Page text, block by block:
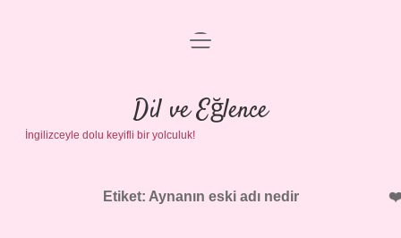
Anasayfa
Gizlilik Politikası
Yasal Uyarı
menüyü
Dil ve Eğlence
İngilizceyle dolu keyifli bir yolculuk!
Etiket: Aynanın eski adı nedir